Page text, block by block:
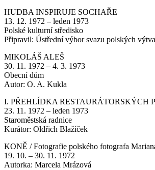
HUDBA INSPIRUJE SOCHAŘE
13. 12. 1972 – leden 1973
Polské kulturní středisko
Připravil: Ústřední výbor svazu polských
MIKOLÁŠ ALEŠ
30. 11. 1972 – 4. 3. 1973
Obecní dům
Autor: O. A. Kukla
I. PŘEHLÍDKA RESTAURÁTORSKÝCH
23. 11. 1972 – leden 1973
Staroměstská radnice
Kurátor: Oldřich Blažíček
KONĚ / Fotografie polského fotografa
19. 10. – 30. 11. 1972
Autorka: Marcela Mrázová